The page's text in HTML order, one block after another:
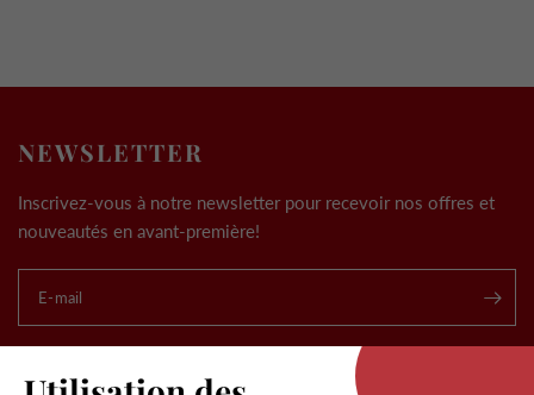
NEWSLETTER
Inscrivez-vous à notre newsletter pour recevoir nos offres et
nouveautés en avant-première!
E-mail